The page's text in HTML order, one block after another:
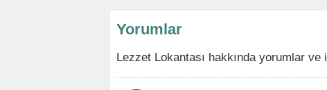
Yorumlar
Lezzet Lokantası hakkında yorumlar